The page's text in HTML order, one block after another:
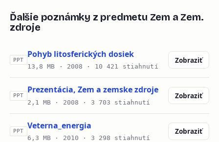
Ďalšie poznámky z predmetu Zem a Zem.
zdroje
PPT
Pohyb litosferických dosiek
13,8 MB · 2008 · 10 421 stiahnutí
Zobraziť
PPT
Prezentácia, Zem a zemske zdroje
2,1 MB · 2008 · 3 703 stiahnutí
Zobraziť
PPT
Veterna_energia
6,3 MB · 2010 · 3 298 stiahnutí
Zobraziť